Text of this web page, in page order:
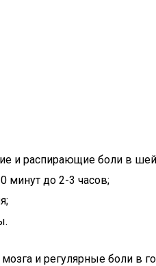
и распирающие боли в
минут до 2-3 часов;
и регулярные боли в